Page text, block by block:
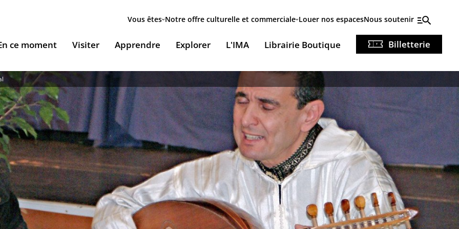
secondaire
Vous êtes Notre offre culturelle et commerciale Louer nos espacesNous soutenir
ce moment
LES RENDEZ-VOUS
Les Jeudis de l’IMA
Ici & Maintenant
Falsafa I Les RDV de la philosophie arabe
Les Samedis de la poésie
Rencontres littéraires de l’IMA
Les escales musicales du musée
Visiter
ACCUEILLENT
Shahid
Café littéraire et self
Apprendre
& PÉDAGOGIE
le monde arabe
pédagogiques
documentaires
le portail documentaire de l'IMA
/ Emprunter des livres et des médias à la
de l'IMA
Explorer L'IMA
Accueillir nos expositions / Host our exhibitions
Ingénierie culturelle
Documents institutionnels
Nous rejoindre / Carrières
Mécènes et sponsors
Nous contacter
Librairie Boutique Billetterie